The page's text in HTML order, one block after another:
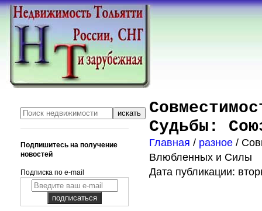
Судьбы:
Главная / разное /
Влюбленных и Силы
Дата публикации:
Подпишитесь на получение
новостей
Подписка по e-mail